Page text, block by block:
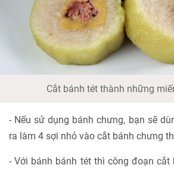
Cắt bánh tét thành những
- Nếu sử dụng bánh chưng, bạn sẽ
ra làm 4 sợi nhỏ vào cắt bánh chưng
- Với bánh bánh tét thì công đoạn cắt